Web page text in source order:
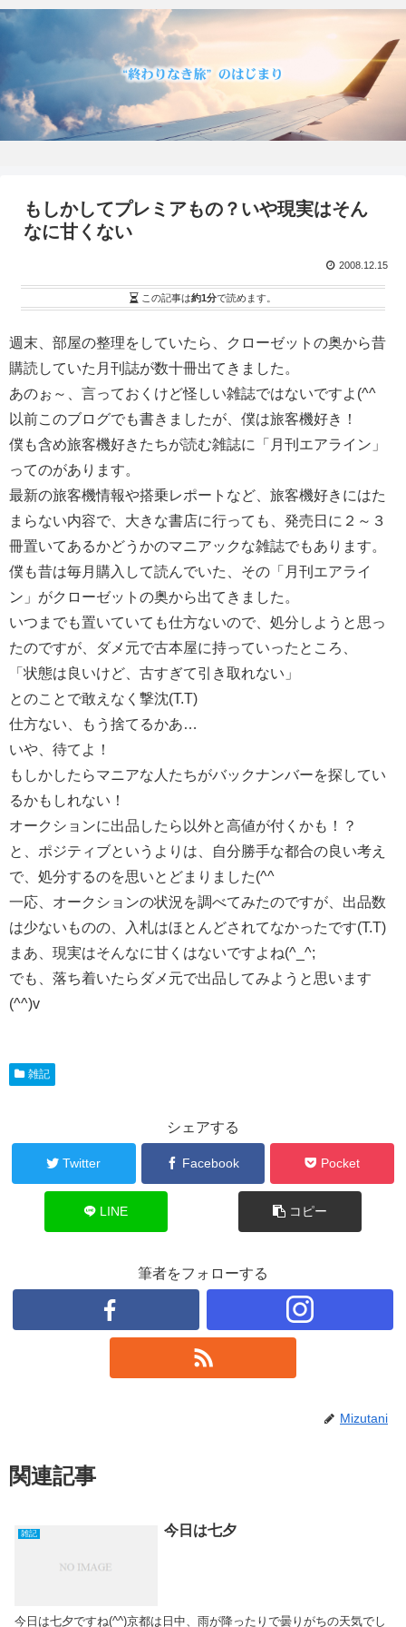
もしかしてプレミアもの？いや現実はそん
なに甘くない
2008.12.15
この記事は約1分で読めます。
週末、部屋の整理をしていたら、クローゼットの奥から昔
購読していた月刊誌が数十冊出てきました。
あのぉ～、言っておくけど怪しい雑誌ではないですよ(^^ゞ
以前このブログでも書きましたが、僕は旅客機好き！
僕も含め旅客機好きたちが読む雑誌に「月刊エアライン」
ってのがあります。
最新の旅客機情報や搭乗レポートなど、旅客機好きにはた
まらない内容で、大きな書店に行っても、発売日に２～３
冊置いてあるかどうかのマニアックな雑誌でもあります。
僕も昔は毎月購入して読んでいた、その「月刊エアライ
ン」がクローゼットの奥から出てきました。
いつまでも置いていても仕方ないので、処分しようと思っ
たのですが、ダメ元で古本屋に持っていったところ、
「状態は良いけど、古すぎて引き取れない」
とのことで敢えなく撃沈(T.T)
仕方ない、もう捨てるかあ…
いや、待てよ！
もしかしたらマニアな人たちがバックナンバーを探してい
るかもしれない！
オークションに出品したら以外と高値が付くかも！？
と、ポジティブというよりは、自分勝手な都合の良い考え
で、処分するのを思いとどまりました(^^ゞ
一応、オークションの状況を調べてみたのですが、出品数
は少ないものの、入札はほとんどされてなかったです(T.T)
まあ、現実はそんなに甘くはないですよね(^_^;
でも、落ち着いたらダメ元で出品してみようと思います
(^^)v
雑記
シェアする
Twitter Facebook Pocket
LINE コピー
筆者をフォローする
Mizutani
関連記事
雑記 今日は七夕
今日は七夕ですね(^^)京都は日中、雨が降ったりで曇りがちの天気でし